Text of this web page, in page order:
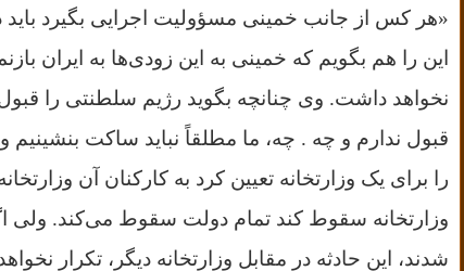
«هر کس از جانب خمینی مسؤولیت اجرایی بگیرد باید
این را هم بگویم که خمینی به این زودی‌ها به ایران
نخواهد داشت. وی چنانچه بگوید رژیم سلطنتی را
قبول ندارم و چه . چه، ما مطلقاً نباید ساکت
را برای یک وزارتخانه تعیین کرد به کارکنان آن
شدند، این حادثه در مقابل وزارتخانه دیگر، تکرار